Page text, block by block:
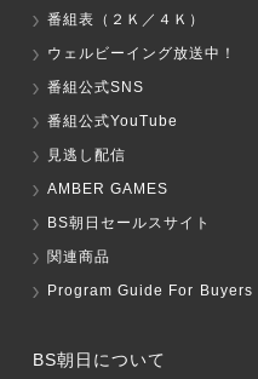
番組表（２Ｋ／４Ｋ）
ウェルビーイング放送中！
番組公式SNS
番組公式YouTube
見逃し配信
AMBER GAMES
BS朝日セールスサイト
関連商品
Program Guide For Buyers
BS朝日について